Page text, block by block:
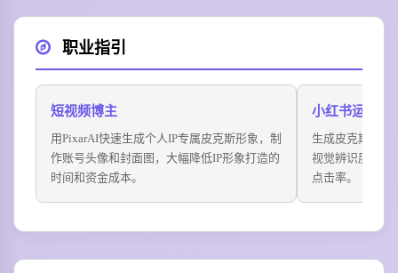
职业指引
短视频博主
用PixarAI快速生成个人IP专属皮克斯形象，制
作账号头像和封面图，大幅降低IP形象打造的
时间和资金成本。
小红书运营
生成皮克斯风的
视觉辨识度远高
点击率。